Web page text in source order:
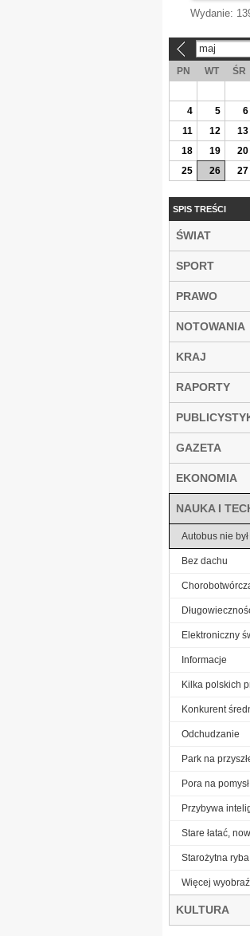
Wydanie:
maj
PN WT ŚR
4
5 6
11
12 13
18
19 20
25
26 27
SPIS TREŚCI
ŚWIAT
SPORT
PRAWO
NOTOWANIA
KRAJ
RAPORTY
GAZETA
EKONOMIA
NAUKA I
Autobus nie
Bez dachu
Elektroniczny
Informacje
Kilka polskich
Konkurent
Odchudzanie
Park na
Pora na
Przybywa
Stare łatać,
Starożytna
Więcej
KULTURA